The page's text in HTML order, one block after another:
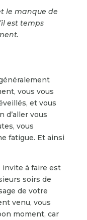
le manque de
est temps
vous vous
et vous
d’aller vous
vous
fatigue. Et ainsi
invite à faire est
soirs de
de votre
venu, vous
moment, car